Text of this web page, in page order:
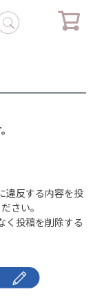
違反する内容を投
さい。
く投稿を削除する